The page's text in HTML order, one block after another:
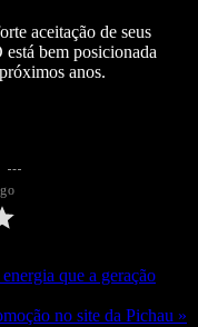
aceitação de seus
bem posicionada
anos.
que a geração
no site da Pichau »